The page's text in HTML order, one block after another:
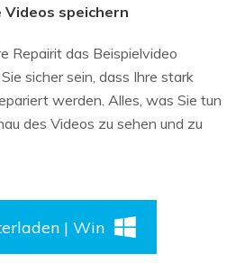
speichern
Repairit das Beispielvideo
sicher sein, dass Ihre stark
werden. Alles, was Sie tun
des Videos zu sehen und zu
| Win